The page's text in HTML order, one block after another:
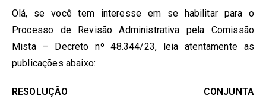
Olá, se você tem interesse em se habilitar para o
Processo de Revisão Administrativa pela Comissão
Mista – Decreto nº 48.344/23, leia atentamente as
publicações abaixo:
RESOLUÇÃO CONJUNTA